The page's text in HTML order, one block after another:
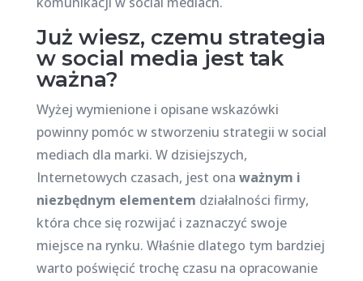
Już wiesz, czemu strategia
w social media jest tak
ważna?
Wyżej wymienione i opisane wskazówki
powinny pomóc w stworzeniu strategii w social
mediach dla marki. W dzisiejszych,
Internetowych czasach, jest ona ważnym i
niezbędnym elementem działalności firmy,
która chce się rozwijać i zaznaczyć swoje
miejsce na rynku. Właśnie dlatego tym bardziej
warto poświęcić trochę czasu na opracowanie